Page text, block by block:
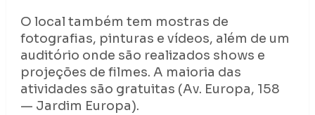
O local também tem mostras de
fotografias, pinturas e vídeos, além de um
auditório onde são realizados shows e
projeções de filmes. A maioria das
atividades são gratuitas (Av. Europa, 158
— Jardim Europa).